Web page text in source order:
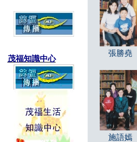
茂福知識中心
張勝堯
施語嫣